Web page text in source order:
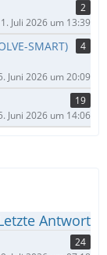
2
1. Juli 2026 um 13:39
SMART)
4
Juni 2026 um 20:09
19
Juni 2026 um 14:06
Antwort
24